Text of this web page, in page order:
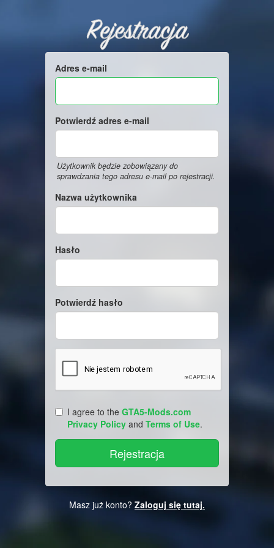
Rejestracja
Adres e-mail
Potwierdź adres e-mail
Użytkownik będzie zobowiązany do
sprawdzania tego adresu e-mail po rejestracji.
Nazwa użytkownika
Hasło
Potwierdź hasło
I agree to the GTA5-Mods.com
Privacy Policy and Terms of Use.
Masz już konto? Zaloguj się tutaj.